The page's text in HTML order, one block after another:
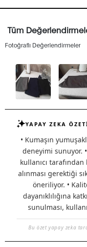
Tüm
Fotoğraflı Değerlendirmeler
YAPAY ZEKA
• Kumaşın
deneyimi sunuyor.
kullanıcı
alınması gerektiği
öneriliyor. •
dayanıklılığına
sunulması,
Bu özet yapay zeka